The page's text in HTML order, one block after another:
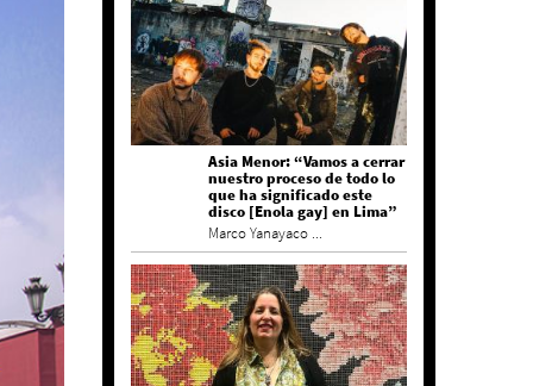
Asia Menor: “Vamos a cerrar
nuestro proceso de todo lo
que ha significado este
disco [Enola gay] en Lima”
Marco Yanayaco ...